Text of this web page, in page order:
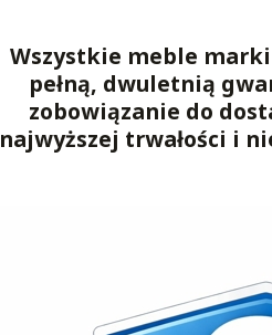
Wszystkie meble
pełną, dwuletnią
zobowiązanie do
najwyższej trwałości i